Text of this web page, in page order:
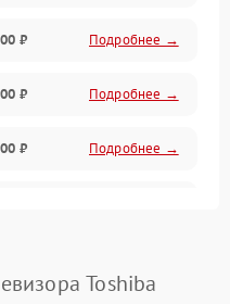
₽ Подробнее →
₽ Подробнее →
₽ Подробнее →
Toshiba